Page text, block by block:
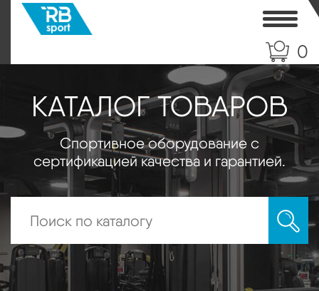
0
КАТАЛОГ ТОВАРОВ
Спортивное оборудование с
сертификацией качества и гарантией.